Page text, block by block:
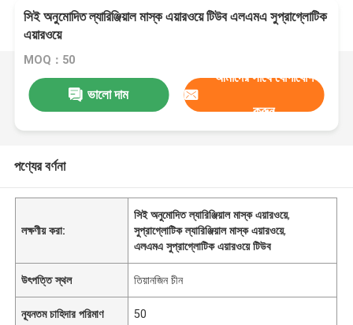
সিই অনুমোদিত ল্যারিঞ্জিয়াল মাস্ক এয়ারওয়ে টিউব এলএমএ সুপ্রাগ্লোটিক
এয়ারওয়ে
MOQ：50
ভালো দাম
আমাদের সাথে যোগাযোগ
করুন
পণ্যের বর্ণনা
লক্ষণীয় করা:
সিই অনুমোদিত ল্যারিঞ্জিয়াল মাস্ক এয়ারওয়ে,
সুপ্রাগ্লোটিক ল্যারিঞ্জিয়াল মাস্ক এয়ারওয়ে,
এলএমএ সুপ্রাগ্লোটিক এয়ারওয়ে টিউব
উৎপত্তি স্থল তিয়ানজিন চীন
ন্যূনতম চাহিদার পরিমাণ 50